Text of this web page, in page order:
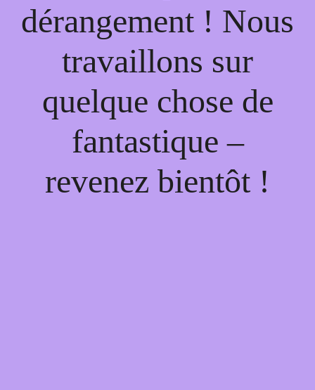
dérangement ! Nous
travaillons sur
quelque chose de
fantastique –
revenez bientôt !